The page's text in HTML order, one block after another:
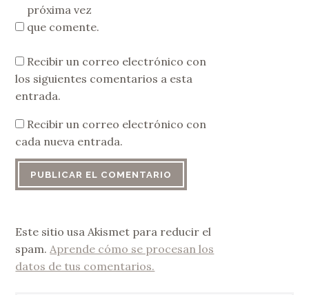
próxima vez
que comente.
Recibir un correo electrónico con
los siguientes comentarios a esta
entrada.
Recibir un correo electrónico con
cada nueva entrada.
Este sitio usa Akismet para reducir el
spam. Aprende cómo se procesan los
datos de tus comentarios.